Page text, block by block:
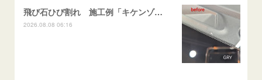
飛び石ひび割れ 施工例「キケンゾーン範囲・ストレートブレイク」フェアレディＺ
2026.08.08 06:16